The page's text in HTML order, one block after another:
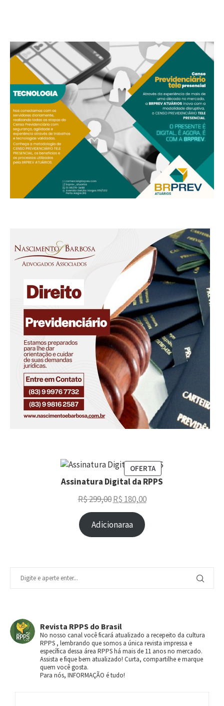
OFERTA
Assinatura Digital da RPPS
R$299,00 R$ 180,00
Adicionaraa
Revista RPPS do Brasil
No nosso canal você ficará atualizado a recepeito da cultura
RPPS , lembrando que somos a única revista impressa e
específica dessa área RPPS há mais de 11 anos no mercado.
Assista e fique bem atualizado! Curta, compartilhe e marque
quem você gosta.
Para nós, INFORMAÇÃO é tudo!